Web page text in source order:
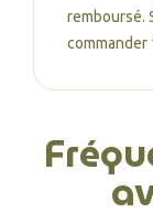
remboursé.
commander